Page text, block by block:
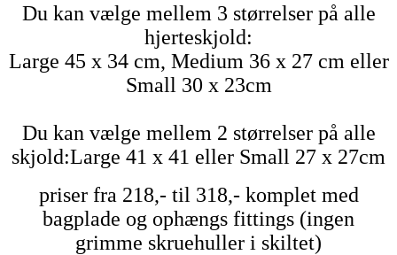
Du kan vælge mellem 3 størrelser på alle
hjerteskjold:
Large 45 x 34 cm, Medium 36 x 27 cm eller
Small 30 x 23cm
Du kan vælge mellem 2 størrelser på alle
skjold:Large 41 x 41 eller Small 27 x 27cm
priser fra 218,- til 318,- komplet med
bagplade og ophængs fittings (ingen
grimme skruehuller i skiltet)